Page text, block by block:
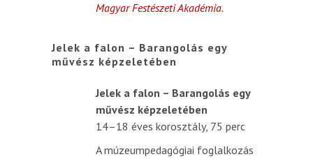
Magyar Festészeti Akadémia.
Jelek a falon – Barangolás egy
művész képzeletében
Jelek a falon – Barangolás egy
művész képzeletében
14–18 éves korosztály, 75 perc
A múzeumpedagógiai foglalkozás